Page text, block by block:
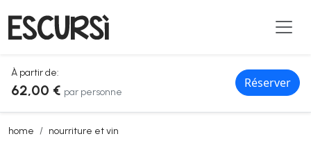
À partir de:
62,00 € par personne
Réserver
home nourriture et vin
olbia: visite d'un laboratoire de production de myrte avec